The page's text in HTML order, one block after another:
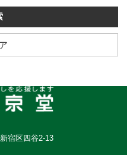
宿区四谷2-13